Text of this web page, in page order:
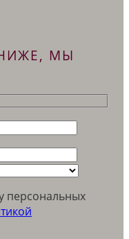
МЫ
персональных